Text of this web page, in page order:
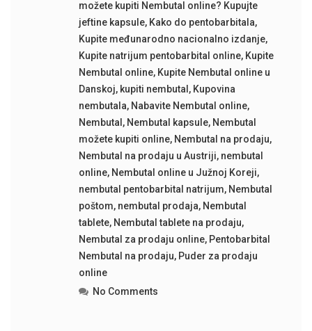
možete kupiti Nembutal online? Kupujte
jeftine kapsule, Kako do pentobarbitala,
Kupite međunarodno nacionalno izdanje,
Kupite natrijum pentobarbital online, Kupite
Nembutal online, Kupite Nembutal online u
Danskoj, kupiti nembutal , Kupovina
nembutala, Nabavite Nembutal online,
Nembutal , Nembutal kapsule, Nembutal
možete kupiti online, Nembutal na prodaju,
Nembutal na prodaju u Austriji, nembutal
online, Nembutal online u Južnoj Koreji,
nembutal pentobarbital natrijum, Nembutal
poštom, nembutal prodaja, Nembutal
tablete, Nembutal tablete na prodaju,
Nembutal za prodaju online, Pentobarbital
Nembutal na prodaju, Puder za prodaju
online
No Comments